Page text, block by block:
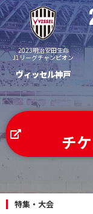
2023明治安田生命
J1リーグチャンピオン
ヴィッセル神戸
チ
特集・大会